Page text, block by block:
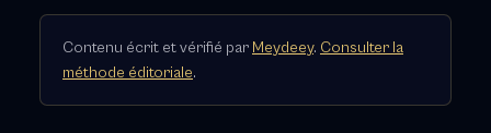
Contenu écrit et vérifié par Meydeey. Consulter la
méthode éditoriale.